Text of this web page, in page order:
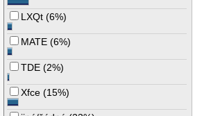
LXQt (6%)
MATE (6%)
TDE (2%)
Xfce (15%)